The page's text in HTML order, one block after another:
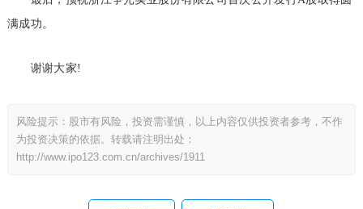
满成功。
谢谢大家!
风险提示：股市有风险，投资需谨慎，以上内容仅供投资者参考，不作
为投资决策的依据。转载请注明出处：
http://www.ipo123.com.cn/archives/1911